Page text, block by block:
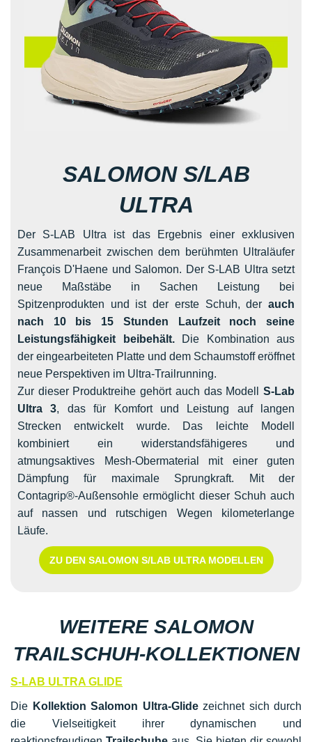
SALOMON S/LAB
ULTRA
Der S-LAB Ultra ist das Ergebnis einer exklusiven
Zusammenarbeit zwischen dem berühmten Ultraläufer
François D'Haene und Salomon. Der S-LAB Ultra setzt
neue Maßstäbe in Sachen Leistung bei
Spitzenprodukten und ist der erste Schuh, der auch
nach 10 bis 15 Stunden Laufzeit noch seine
Leistungsfähigkeit beibehält.Die Kombination aus
der eingearbeiteten Platte und dem Schaumstoff eröffnet
neue Perspektiven im Ultra-Trailrunning.
Zur dieser Produktreihe gehört auch das Modell S-Lab
Ultra 3, das für Komfort und Leistung auf langen
Strecken entwickelt wurde. Das leichte Modell
kombiniert ein widerstandsfähigeres und
atmungsaktives Mesh-Obermaterial mit einer guten
Dämpfung für maximale Sprungkraft. Mit der
Contagrip®-Außensohle ermöglicht dieser Schuh auch
auf nassen und rutschigen Wegen kilometerlange
Läufe.
ZU DEN SALOMON S/LAB ULTRA MODELLEN
WEITERE SALOMON
TRAILSCHUH-KOLLEKTIONEN
S-LAB ULTRA GLIDE
Die Kollektion Salomon Ultra-Glidezeichnet sich durch
die Vielseitigkeit ihrer dynamischen und